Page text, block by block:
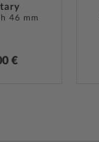
46 mm
€